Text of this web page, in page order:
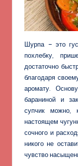
Шурпа – это
похлебку,
достаточно
благодаря
аромату.
бараниной и
супчик можно,
настоящем
сочного и
никого не
чувство